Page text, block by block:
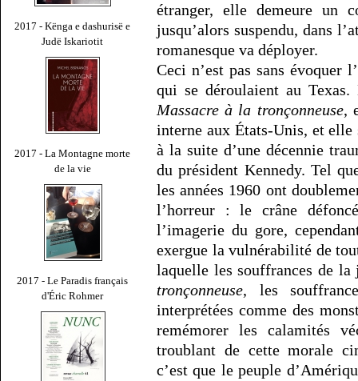
2017 - Kënga e dashurisë e
Judë Iskariotit
2017 - La Montagne morte
de la vie
2017 - Le Paradis français
d'Éric Rohmer
étranger, elle demeure un
jusqu’alors suspendu, dans
romanesque va déployer.
Ceci n’est pas sans évoquer
qui se déroulaient au Texas.
Massacre à la tronçonneuse,
interne aux États-Unis, et
à la suite d’une décennie
du président Kennedy. Tel
les années 1960 ont
l’horreur : le crâne
l’imagerie du gore,
exergue la vulnérabilité de
laquelle les souffrances de la
tronçonneuse, les
interprétées comme des
remémorer les calamités
troublant de cette morale
c’est que le peuple